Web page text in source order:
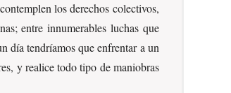
los derechos colectivos,
entre innumerables luchas que
día tendríamos que enfrentar a un
y realice todo tipo de maniobras